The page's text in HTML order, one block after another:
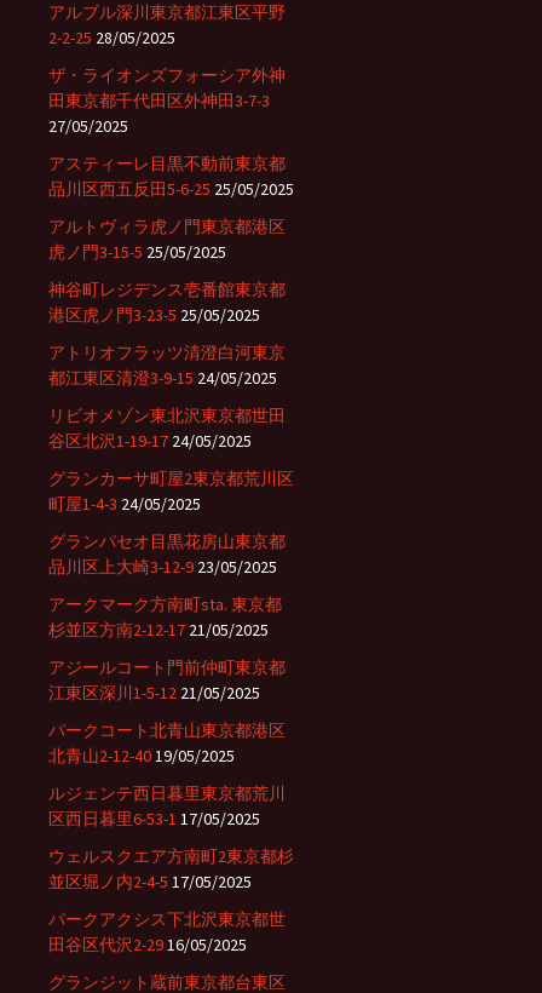
アルブル深川東京都江東区平野
2-2-25 28/05/2025
ザ・ライオンズフォーシア外神
田東京都千代田区外神田3-7-3
27/05/2025
アスティーレ目黒不動前東京都
品川区西五反田5-6-25 25/05/2025
アルトヴィラ虎ノ門東京都港区
虎ノ門3-15-5 25/05/2025
神谷町レジデンス壱番館東京都
港区虎ノ門3-23-5 25/05/2025
アトリオフラッツ清澄白河東京
都江東区清澄3-9-15 24/05/2025
リビオメゾン東北沢東京都世田
谷区北沢1-19-17 24/05/2025
グランカーサ町屋2東京都荒川区
町屋1-4-3 24/05/2025
グランパセオ目黒花房山東京都
品川区上大崎3-12-9 23/05/2025
アークマーク方南町sta. 東京都
杉並区方南2-12-17 21/05/2025
アジールコート門前仲町東京都
江東区深川1-5-12 21/05/2025
パークコート北青山東京都港区
北青山2-12-4019/05/2025
ルジェンテ西日暮里東京都荒川
区西日暮里6-53-1 17/05/2025
ウェルスクエア方南町2東京都杉
並区堀ノ内2-4-5 17/05/2025
パークアクシス下北沢東京都世
田谷区代沢2-2916/05/2025
グランジット蔵前東京都台東区